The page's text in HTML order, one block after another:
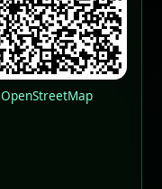
OpenStreetMap